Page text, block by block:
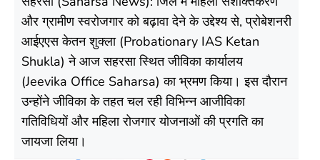
और ग्रामीण स्वरोजगार को बढ़ावा देने के उद्देश्य से, प्रोबेशनरी
आईएएस केतन शुक्ला (Probationary IAS Ketan
Shukla) ने आज सहरसा स्थित जीविका कार्यालय
(Jeevika Office Saharsa) का भ्रमण किया। इस दौरान
उन्होंने जीविका के तहत चल रही विभिन्न आजीविका
गतिविधियों और महिला रोजगार योजनाओं की प्रगति का
जायजा लिया।